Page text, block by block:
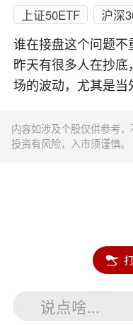
上证50ETF 沪深
谁在接盘这个问题不
昨天有很多人在抄
场的波动，尤其是当
内容如涉及个股仅供参考，
投资有风险，入市须谨慎。
说点啥...